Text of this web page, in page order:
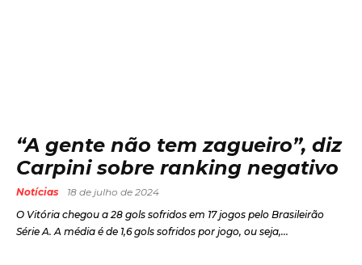
“A gente não tem zagueiro”, diz
Carpini sobre ranking negativo
Notícias
18 de julho de 2024
O Vitória chegou a 28 gols sofridos em 17 jogos pelo Brasileirão
Série A. A média é de 1,6 gols sofridos por jogo, ou seja,...